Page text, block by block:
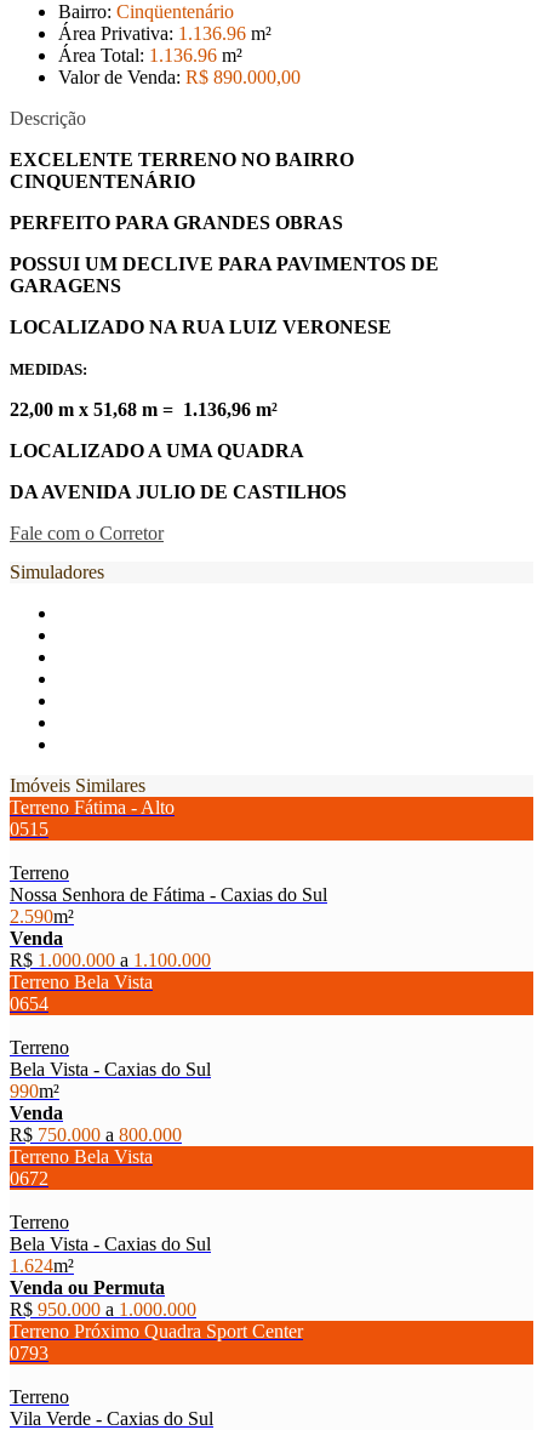
Bairro: Cinqüentenário
Área Privativa: 1.136.96 m²
Área Total: 1.136.96 m²
Valor de Venda: R$ 890.000,00
Descrição
EXCELENTE TERRENO NO BAIRRO
CINQUENTENÁRIO
PERFEITO PARA GRANDES OBRAS
POSSUI UM DECLIVE PARA PAVIMENTOS DE
GARAGENS
LOCALIZADO NA RUA LUIZ VERONESE
MEDIDAS:
22,00 m x 51,68 m = 1.136,96 m²
LOCALIZADO A UMA QUADRA
DA AVENIDA JULIO DE CASTILHOS
Fale com o Corretor
Simuladores
Imóveis Similares
Terreno Fátima - Alto
0515
Terreno
Nossa Senhora de Fátima - Caxias do Sul
2.590m²
Venda
R$ 1.000.000 a 1.100.000
Terreno Bela Vista
0654
Terreno
Bela Vista - Caxias do Sul
990m²
Venda
R$ 750.000 a 800.000
Terreno Bela Vista
0672
Terreno
Bela Vista - Caxias do Sul
1.624m²
Venda ou Permuta
R$ 950.000 a 1.000.000
Terreno Próximo Quadra Sport Center
0793
Terreno
Vila Verde - Caxias do Sul